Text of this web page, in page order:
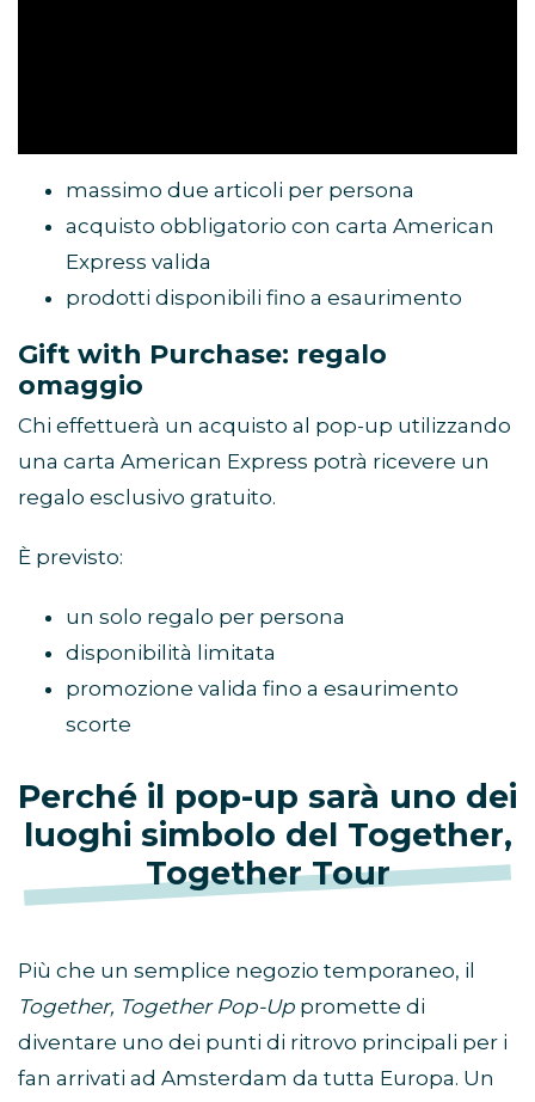
massimo due articoli per persona
acquisto obbligatorio con carta American
Express valida
prodotti disponibili fino a esaurimento
Gift with Purchase: regalo
omaggio
Chi effettuerà un acquisto al pop-up utilizzando
una carta American Express potrà ricevere un
regalo esclusivo gratuito.
È previsto:
un solo regalo per persona
disponibilità limitata
promozione valida fino a esaurimento
scorte
Perché il pop-up sarà uno dei
luoghi simbolo del Together,
Together Tour
Più che un semplice negozio temporaneo, il
Together, Together Pop-Up promette di
diventare uno dei punti di ritrovo principali per i
fan arrivati ad Amsterdam da tutta Europa. Un